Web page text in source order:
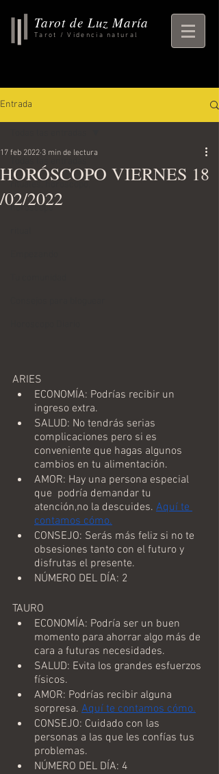
Tarot de Luz María
Tarot / Videncia natural
Entrada
horoscopo
HORÓSCOPO VIERNES 18
/02/2022
17 feb 2022 3 min de lectura
ARIES
ECONOMÍA: Podrías recibir un
ingreso extra.
SALUD: No tendrás serias
complicaciones pero si es
conveniente que hagas algunos
cambios en tu alimentación.
AMOR: Hay una persona especial
que  podría demandar tu
atención,no la descuides. Aquí te
contamos cómo.
CONSEJO: Serás más feliz si no te
obsesiones tanto con el futuro y
disfrutas el presente.
NÚMERO DEL DÍA: 2
TAURO
ECONOMÍA: Podría ser un buen
momento para ahorrar algo más de
cara a futuras necesidades.
SALUD: Evita los grandes esfuerzos
físicos.
AMOR: Podrías recibir alguna
sorpresa. Aquí te contamos cómo.
CONSEJO: Cuidado con las
personas a las que les confías tus
problemas.
NÚMERO DEL DÍA: 4